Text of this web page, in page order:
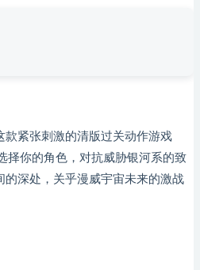
款紧张刺激的清版过关动作游戏
择你的角色，对抗威胁银河系的致
的深处，关乎漫威宇宙未来的激战